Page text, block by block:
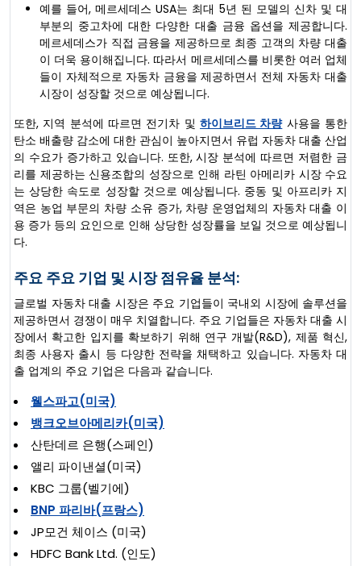
예를 들어, 메르세데스 USA는 최대 5년 된 모델의 신차 및 대
부분의 중고차에 대한 다양한 대출 금융 옵션을 제공합니다.
메르세데스가 직접 금융을 제공하므로 최종 고객의 차량 대출
이 더욱 용이해집니다. 따라서 메르세데스를 비롯한 여러 업체
들이 자체적으로 자동차 금융을 제공하면서 전체 자동차 대출
시장이 성장할 것으로 예상됩니다.
또한, 지역 분석에 따르면 전기차 및 하이브리드 차량사용을 통한
탄소 배출량 감소에 대한 관심이 높아지면서 유럽 자동차 대출 산업
의 수요가 증가하고 있습니다. 또한, 시장 분석에 따르면 저렴한 금
리를 제공하는 신용조합의 성장으로 인해 라틴 아메리카 시장 수요
는 상당한 속도로 성장할 것으로 예상됩니다. 중동 및 아프리카 지
역은 농업 부문의 차량 소유 증가, 차량 운영업체의 자동차 대출 이
용 증가 등의 요인으로 인해 상당한 성장률을 보일 것으로 예상됩니
다.
주요 주요 기업 및 시장 점유율 분석:
글로벌 자동차 대출 시장은 주요 기업들이 국내외 시장에 솔루션을
제공하면서 경쟁이 매우 치열합니다. 주요 기업들은 자동차 대출 시
장에서 확고한 입지를 확보하기 위해 연구 개발(R&D), 제품 혁신,
최종 사용자 출시 등 다양한 전략을 채택하고 있습니다. 자동차 대
출 업계의 주요 기업은 다음과 같습니다.
웰스파고(미국)
뱅크오브아메리카(미국)
산탄데르 은행(스페인)
앨리 파이낸셜(미국)
KBC 그룹(벨기에)
BNP 파리바(프랑스)
JP모건 체이스 (미국)
HDFC Bank Ltd. (인도)